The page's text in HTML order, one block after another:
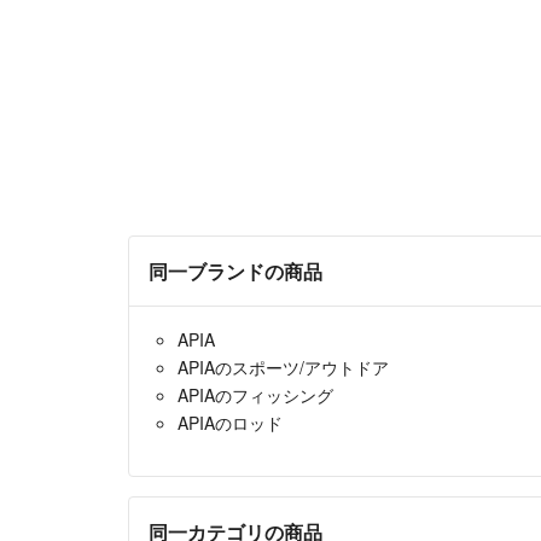
同一ブランドの商品
APIA
APIAのスポーツ/アウトドア
APIAのフィッシング
APIAのロッド
同一カテゴリの商品